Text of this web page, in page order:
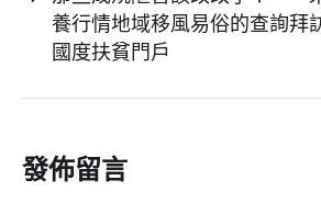
養行情地域移風易俗的查詢拜
國度扶貧門戶
發佈留言